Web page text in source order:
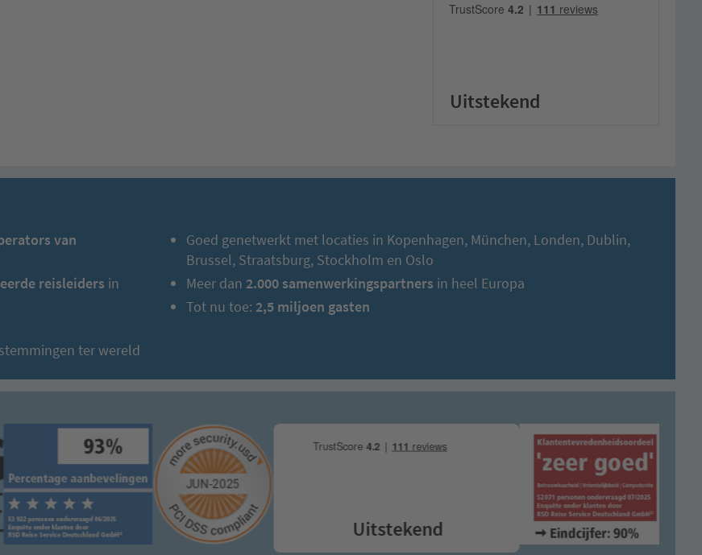
Uitstekend
van
reisleiders in
ter wereld
Goed genetwerkt met locaties in Kopenhagen, München, Londen, Dublin,
Brussel, Straatsburg, Stockholm en Oslo
Meer dan 2.000 samenwerkingspartners in heel Europa
Tot nu toe: 2,5 miljoen gasten
Uitstekend